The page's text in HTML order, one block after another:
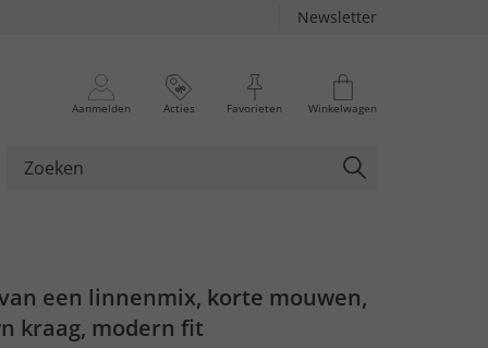
Newsletter
Aanmelden Acties Favorieten Winkelwagen
een linnenmix, korte mouwen,
kraag, modern fit